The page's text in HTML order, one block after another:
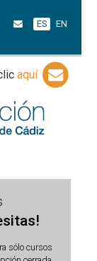
ES EN
aquí
sólo cursos